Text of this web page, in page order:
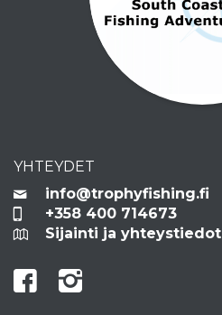
YHTEYDET
info@trophyfishing.fi
+358 400 714673
Sijainti ja yhteystiedot